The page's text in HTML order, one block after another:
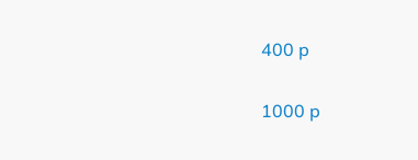
400 р
1000 р